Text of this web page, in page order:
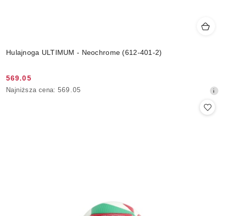
Hulajnoga ULTIMUM - Neochrome (612-401-2)
Cena
promocyjna:
569.05
Najniższa
Najniższa cena: 569.05